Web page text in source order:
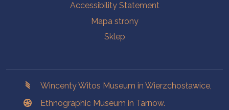
Accessibility Statement
Mapa strony
Sklep
Wincenty Witos Museum in Wierzchosławice,
Ethnographic Museum in Tarnow.